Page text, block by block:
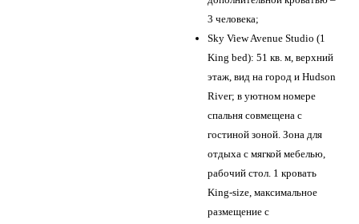
3 человека;
Sky View Avenue Studio (1
King bed): 51 кв. м, верхний
этаж, вид на город и Hudson
River; в уютном номере
спальня совмещена с
гостиной зоной. Зона для
отдыха с мягкой мебелью,
рабочий стол. 1 кровать
King-size, максимальное
размещение с